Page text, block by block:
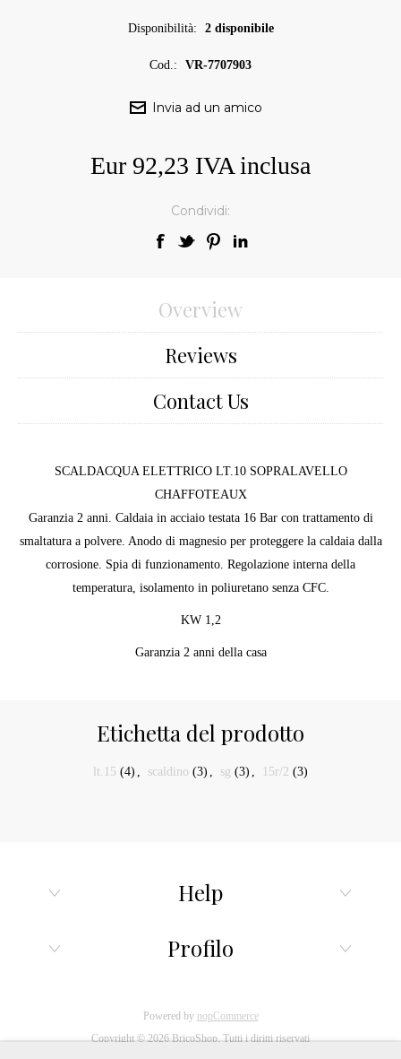
Disponibilità: 2 disponibile
Cod.: VR-7707903
Eur 92,23 IVA inclusa
Condividi:
Overview
Reviews
Contact Us
SCALDACQUA ELETTRICO LT.10 SOPRALAVELLO
CHAFFOTEAUX
Garanzia 2 anni. Caldaia in acciaio testata 16 Bar con trattamento di
smaltatura a polvere. Anodo di magnesio per proteggere la caldaia dalla
corrosione. Spia di funzionamento. Regolazione interna della
temperatura, isolamento in poliuretano senza CFC.
KW 1,2
Garanzia 2 anni della casa
Etichetta del prodotto
lt.15 (4) , scaldino (3) , sg (3) , 15r/2 (3)
Help
Profilo
Powered by nopCommerce
Copyright © 2026 BricoShop. Tutti i diritti riservati